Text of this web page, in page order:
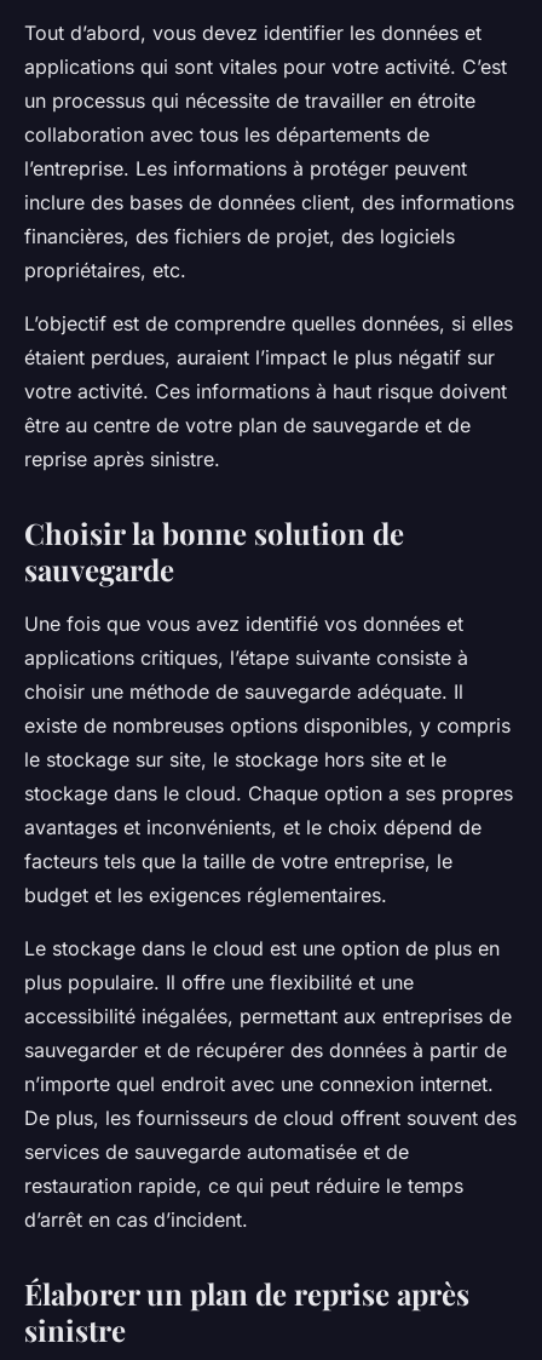
Tout d’abord, vous devez identifier les données et
applications qui sont vitales pour votre activité. C’est
un processus qui nécessite de travailler en étroite
collaboration avec tous les départements de
l’entreprise. Les informations à protéger peuvent
inclure des bases de données client, des informations
financières, des fichiers de projet, des logiciels
propriétaires, etc.
L’objectif est de comprendre quelles données, si elles
étaient perdues, auraient l’impact le plus négatif sur
votre activité. Ces informations à haut risque doivent
être au centre de votre plan de sauvegarde et de
reprise après sinistre.
Choisir la bonne solution de
sauvegarde
Une fois que vous avez identifié vos données et
applications critiques, l’étape suivante consiste à
choisir une méthode de sauvegarde adéquate. Il
existe de nombreuses options disponibles, y compris
le stockage sur site, le stockage hors site et le
stockage dans le cloud. Chaque option a ses propres
avantages et inconvénients, et le choix dépend de
facteurs tels que la taille de votre entreprise, le
budget et les exigences réglementaires.
Le stockage dans le cloud est une option de plus en
plus populaire. Il offre une flexibilité et une
accessibilité inégalées, permettant aux entreprises de
sauvegarder et de récupérer des données à partir de
n’importe quel endroit avec une connexion internet.
De plus, les fournisseurs de cloud offrent souvent des
services de sauvegarde automatisée et de
restauration rapide, ce qui peut réduire le temps
d’arrêt en cas d’incident.
Élaborer un plan de reprise après
sinistre